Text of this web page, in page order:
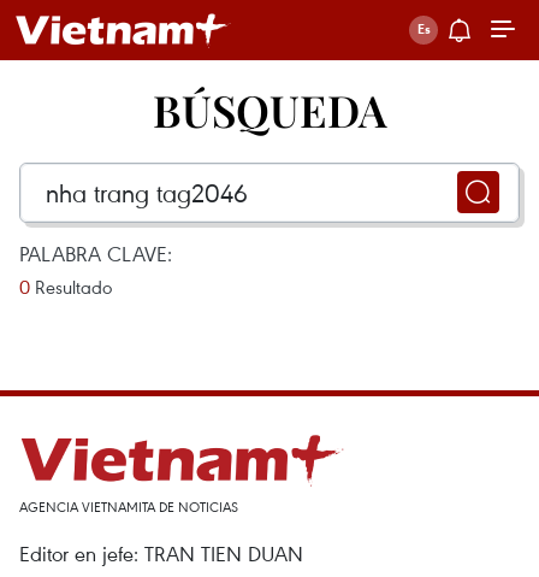
BÚSQUEDA
PALABRA CLAVE:
0 Resultado
AGENCIA VIETNAMITA DE NOTICIAS
Editor en jefe: TRAN TIEN DUAN